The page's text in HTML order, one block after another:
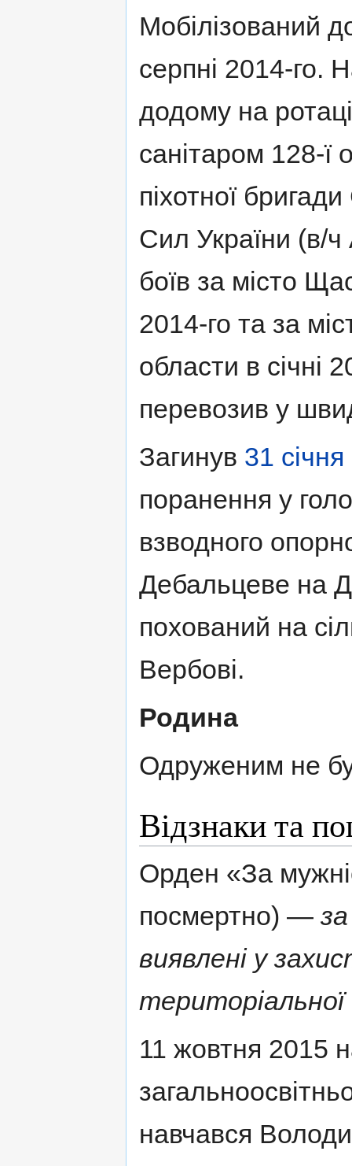
Мобілізований
серпні 2014-го.
додому на
санітаром 128-ї
піхотної
Сил України (в/
боїв за місто
2014-го та за
области в січні
перевозив у
Загинув 31 січня
поранення у
взводного
Дебальцеве на
похований на
Вербові.
Родина
Одруженим не
Відзнаки та
Орден «За
посмертно) —
виявлені у
територіальної
11 жовтня 2015
навчався